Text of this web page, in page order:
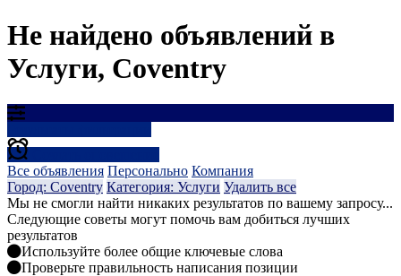
Не найдено объявлений в
Услуги, Coventry
Все объявления Персонально Компания
Город: Coventry Категория: Услуги Удалить все
Мы не смогли найти никаких результатов по вашему запросу...
Следующие советы могут помочь вам добиться лучших
результатов
Используйте более общие ключевые слова
Проверьте правильность написания позиции